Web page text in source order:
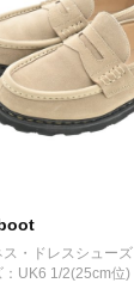
ス・ドレスシューズ
：UK6 1/2(25cm位)